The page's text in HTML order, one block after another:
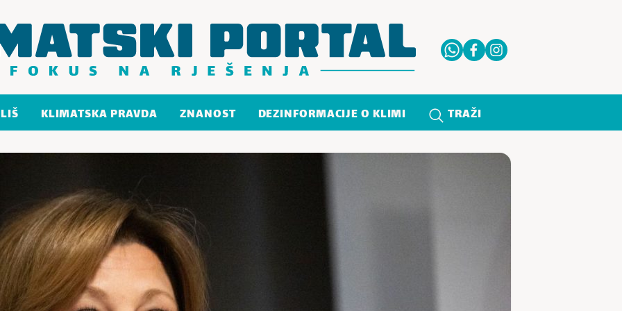
KLIMATSKA PRAVDA ZNANOST DEZINFORMACIJE O KLIMI TRAŽI